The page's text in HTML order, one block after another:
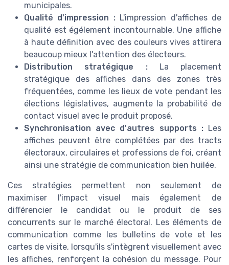
municipales.
Qualité d'impression :L'impression d'affiches de
qualité est égélement incontournable. Une affiche
à haute définition avec des couleurs vives attirera
beaucoup mieux l'attention des électeurs.
Distribution stratégique :La placement
stratégique des affiches dans des zones très
fréquentées, comme les lieux de vote pendant les
élections législatives, augmente la probabilité de
contact visuel avec le produit proposé.
Synchronisation avec d'autres supports :Les
affiches peuvent être complétées par des tracts
électoraux, circulaires et professions de foi, créant
ainsi une stratégie de communication bien huilée.
Ces stratégies permettent non seulement de
maximiser l'impact visuel mais également de
différencier le candidat ou le produit de ses
concurrents sur le marché électoral. Les éléments de
communication comme les bulletins de vote et les
cartes de visite, lorsqu'ils s'intègrent visuellement avec
les affiches, renforçent la cohésion du message. Pour